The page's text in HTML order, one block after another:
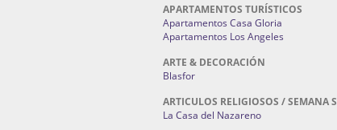
APARTAMENTOS TURÍSTICOS
Apartamentos Casa Gloria
Apartamentos Los Angeles
ARTE & DECORACIÓN
Blasfor
ARTICULOS RELIGIOSOS / SEMANA
La Casa del Nazareno